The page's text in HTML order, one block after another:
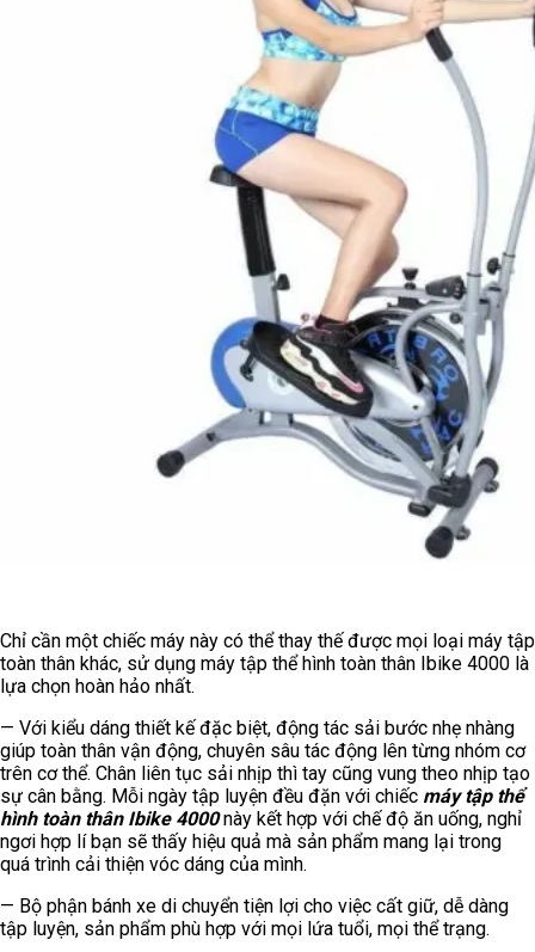
Chỉ cần một chiếc máy này có thể thay thế được mọi loại máy tập
toàn thân khác, sử dụng máy tập thể hình toàn thân Ibike 4000 là
lựa chọn hoàn hảo nhất.
— Với kiểu dáng thiết kế đặc biệt, động tác sải bước nhẹ nhàng
giúp toàn thân vận động, chuyên sâu tác động lên từng nhóm cơ
trên cơ thể. Chân liên tục sải nhịp thì tay cũng vung theo nhịp tạo
sự cân bằng. Mỗi ngày tập luyện đều đặn với chiếc máy tập thể
hình toàn thân Ibike 4000này kết hợp với chế độ ăn uống, nghỉ
ngơi hợp lí bạn sẽ thấy hiệu quả mà sản phẩm mang lại trong
quá trình cải thiện vóc dáng của mình.
— Bộ phận bánh xe di chuyển tiện lợi cho việc cất giữ, dễ dàng
tập luyện, sản phẩm phù hợp với mọi lứa tuổi, mọi thể trạng.